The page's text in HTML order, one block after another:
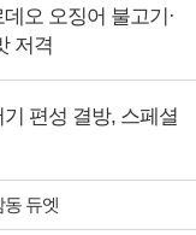
오 오징어 불고기·
저격
편성 결방, 스페셜
듀엣